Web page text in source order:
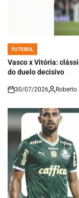
POSTED
IN
FUTEBOL
Vasco x Vitória:
do duelo decisivo
on